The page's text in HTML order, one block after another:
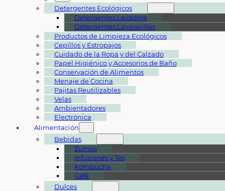
Detergentes Ecológicos
Detergentes Lavadora
Detergentes Lavavajillas
Productos de Limpieza Ecológicos
Cepillos y Estropajos
Cuidado de la Ropa y del Calzado
Papel Higiénico y Accesorios de Baño
Conservación de Alimentos
Menaje de Cocina
Pajitas Reutilizables
Velas
Ambientadores
Electrónica
Alimentación
Bebidas
Zumos
Infusiones y Tés
Kombucha
Café
Dulces